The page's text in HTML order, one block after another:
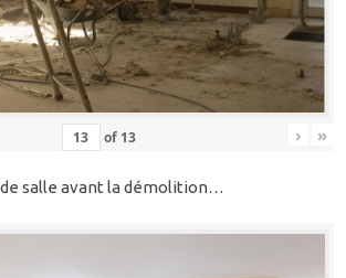
of 13 › »
salle avant la démolition…